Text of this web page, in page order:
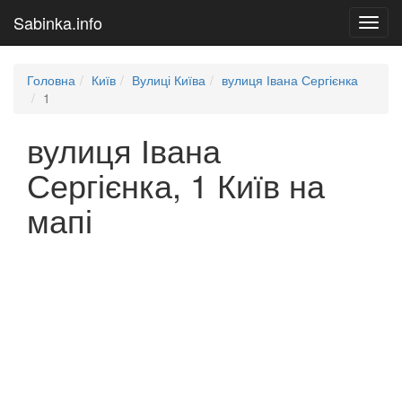
Sabinka.info
Головна Київ Вулиці Київа
вулиця Івана Сергієнка
1
вулиця Івана
Сергієнка, 1 Київ на
мапі